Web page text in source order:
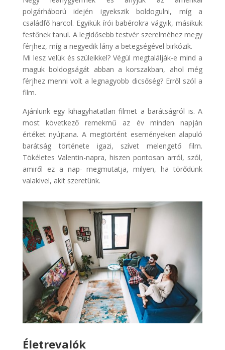
polgárháború idején igyekszik boldogulni, míg a
családfő harcol. Egyikük írói babérokra vágyik, másikuk
festőnek tanul. A legidősebb testvér szerelméhez megy
férjhez, míg a negyedik lány a betegségével birkózik.
Mi lesz velük és szüleikkel? Végül megtalálják-e mind a
maguk boldogságát abban a korszakban, ahol még
férjhez menni volt a legnagyobb dicsőség? Erről szól a
film.
Ajánlunk egy kihagyhatatlan filmet a barátságról is. A
most következő remekmű az év minden napján
értéket nyújtana. A megtörtént eseményeken alapuló
barátság története igazi, szívet melengető film.
Tökéletes Valentin-napra, hiszen pontosan arról, szól,
amiről ez a nap- megmutatja, milyen, ha törődünk
valakivel, akit szeretünk.
Életrevalók